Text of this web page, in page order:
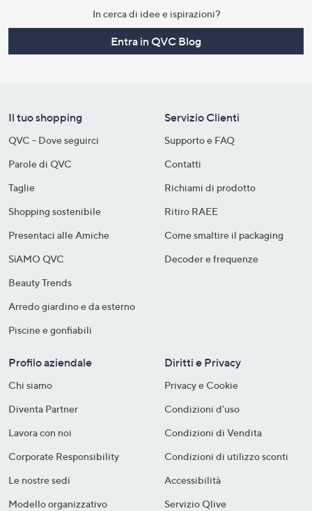
In cerca di idee e ispirazioni?
Entra in QVC Blog
Il tuo shopping
QVC - Dove seguirci
Parole di QVC
Taglie
Shopping sostenibile​
Presentaci alle Amiche
SìAMO QVC
Beauty Trends
Arredo giardino e da esterno
Piscine e gonfiabili
Servizio Clienti
Supporto e FAQ
Contatti
Richiami di prodotto
Ritiro RAEE
Come smaltire il packaging​
Decoder e frequenze​
Profilo aziendale
Chi siamo
Diventa Partner
Lavora con noi
Corporate Responsibility
Le nostre sedi
Modello organizzativo
Diritti e Privacy
Privacy e Cookie
Condizioni d'uso
Condizioni di Vendita
Condizioni di utilizzo sconti
Accessibilità
Servizio Qlive